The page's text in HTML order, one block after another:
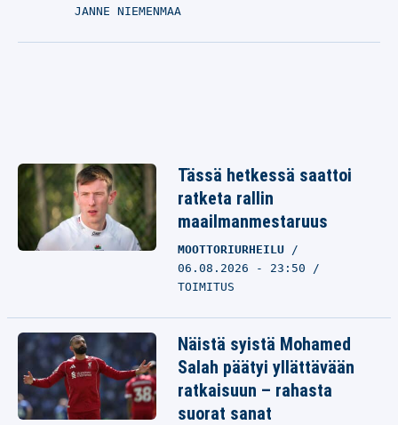
JANNE NIEMENMAA
Tässä hetkessä saattoi
ratketa rallin
maailmanmestaruus
MOOTTORIURHEILU
06.08.2026 - 23:50
TOIMITUS
Näistä syistä Mohamed
Salah päätyi yllättävään
ratkaisuun – rahasta
suorat sanat